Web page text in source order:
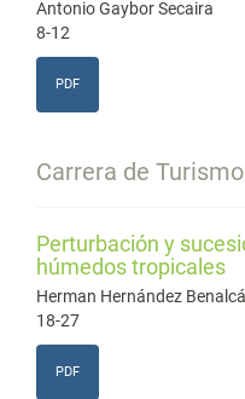
Antonio Gaybor Secaira
8-12
PDF
Carrera de
Perturbación y
húmedos tropicales
Herman Hernández
18-27
PDF